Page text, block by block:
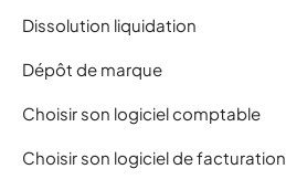
Dissolution liquidation
Dépôt de marque
Choisir son logiciel comptable
Choisir son logiciel de facturation